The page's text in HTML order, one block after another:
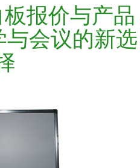
报价与产品
与会议的新选